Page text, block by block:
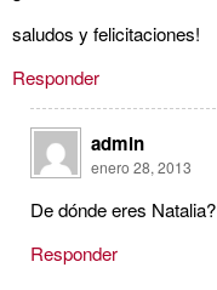
saludos y felicitaciones!
Responder
admin
enero 28, 2013
De dónde eres Natalia?
Responder